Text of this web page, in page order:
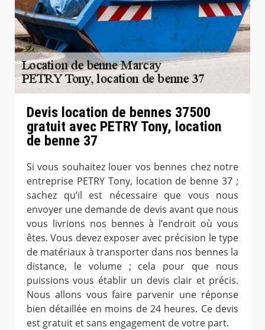
Devis location de bennes 37500
gratuit avec PETRY Tony, location
de benne 37
Si vous souhaitez louer vos bennes chez notre
entreprise PETRY Tony, location de benne 37 ;
sachez qu’il est nécessaire que vous nous
envoyer une demande de devis avant que nous
vous livrions nos bennes à l’endroit où vous
êtes. Vous devez exposer avec précision le type
de matériaux à transporter dans nos bennes la
distance, le volume ; cela pour que nous
puissions vous établir un devis clair et précis.
Nous allons vous faire parvenir une réponse
bien détaillée en moins de 24 heures. Ce devis
est gratuit et sans engagement de votre part.